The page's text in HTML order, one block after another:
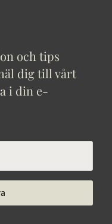
och tips
dig till vårt
i din e-